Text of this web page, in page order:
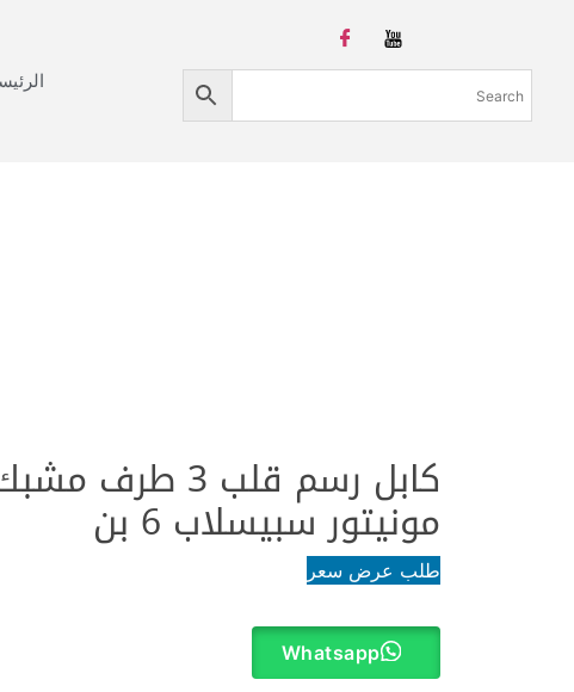
كابل رسم قلب 3
مونيتور سبيسلاب 6 بن
طلب عرض سعر
Whatsapp